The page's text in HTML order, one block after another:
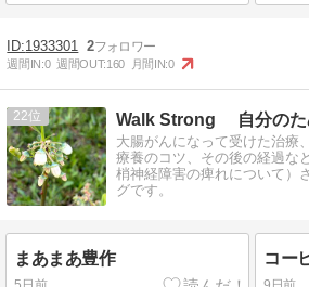
1933301 2
週間IN:0 週間OUT:160 月間IN:0
22
大腸がんになって受けた治療
療養のコツ、その後の経過な
梢神経障害の痺れについて）
グです。
まあまあ豊作